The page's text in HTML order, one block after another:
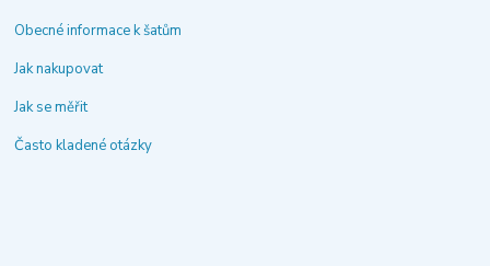
Obecné informace k šatům
Jak nakupovat
Jak se měřit
Často kladené otázky